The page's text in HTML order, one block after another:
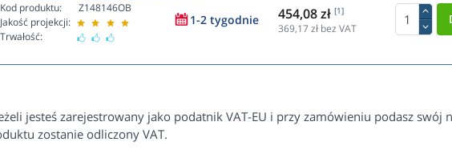
Kod produktu:
Jakość projekcji:
Trwałość:
Z148146OB
1-2 tygodnie 454,08 zł [1]
369,17 zł bez VAT
jesteś zarejestrowany jako podatnik VAT-EU i przy zamówieniu podasz swój
zostanie odliczony VAT.